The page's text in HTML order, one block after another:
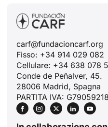
carf@fundacioncarf.org
Fisso: +34 914 029 082
Cellulare: +34 638 078
Conde de Peñalver, 45.
28006 Madrid, Spagna
PARTITA IVA: G79059218